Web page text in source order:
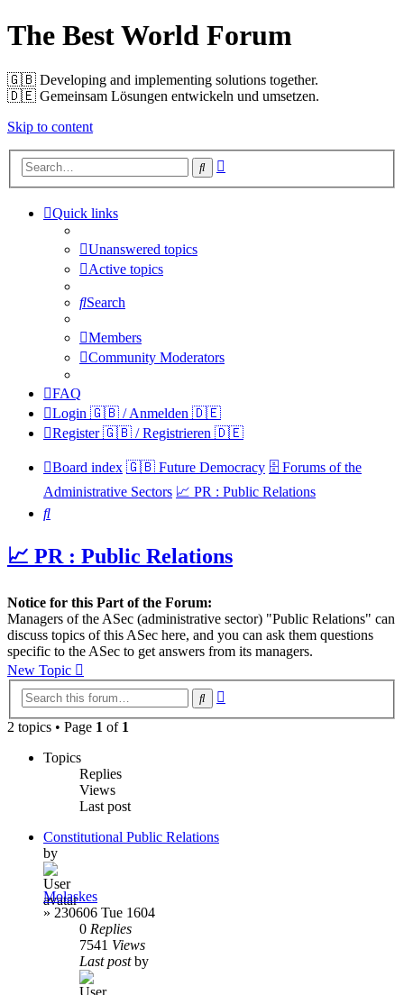
The Best World Forum
🇬🇧️ Developing and implementing solutions together.
🇩🇪️ Gemeinsam Lösungen entwickeln und umsetzen.
Skip to content
Search
Quick links
Unanswered topics
Active topics
Search
Members
Community Moderators
FAQ
Login 🇬🇧 / Anmelden 🇩🇪
Register 🇬🇧 / Registrieren 🇩🇪
Board index 🇬🇧 Future Democracy 🗄️ Forums of the
Administrative Sectors 📈 PR : Public Relations
Search
📈 PR : Public Relations
Notice for this Part of the Forum:
Managers of the ASec (administrative sector) "Public Relations" can
discuss topics of this ASec here, and you can ask them questions
specific to the ASec to get answers from its managers.
New Topic
Search
2 topics • Page 1 of 1
Topics
Replies
Views
Last post
Constitutional Public Relations
by
Molaskes
» 230606 Tue 1604
0 Replies
7541 Views
Last postby